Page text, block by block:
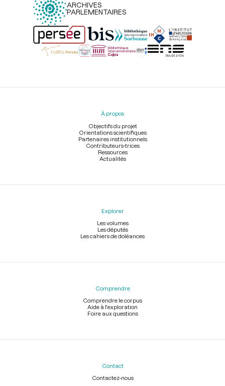
ARCHIVES
PARLEMENTAIRES
Menu
À propos
Objectifs du projet
Orientations scientifiques
Partenaires institutionnels
Contributeurs-trices
Ressources
Actualités
Explorer
Les volumes
Les députés
Les cahiers de doléances
Comprendre
Comprendre le corpus
Aide à l'exploration
Foire aux questions
Contact
Contactez-nous